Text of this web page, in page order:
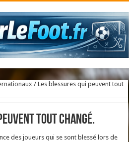
/ Les blessures qui peuvent tout
tout changé.
des joueurs qui se sont blessé lors de